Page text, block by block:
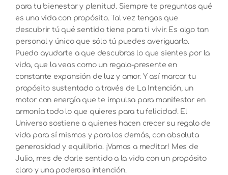
para tu bienestar y plenitud. Siempre te preguntas qué
es una vida con propósito. Tal vez tengas que
descubrir tú qué sentido tiene para ti vivir. Es algo tan
personal y único que sólo tú puedes averiguarlo.
Puedo ayudarte a que descubras lo que sientes por la
vida, que la veas como un regalo-presente en
constante expansión de luz y amor. Y así marcar tu
propósito sustentado a través de La Intención, un
motor con energía que te impulsa para manifestar en
armonía todo lo que quieres para tu felicidad. El
Universo sostiene a quienes hacen crecer su regalo de
vida para sí mismos y para los demás, con absoluta
generosidad y equilibrio. ¡Vamos a meditar! Mes de
Julio, mes de darle sentido a la vida con un propósito
claro y una poderosa intención.